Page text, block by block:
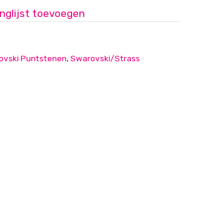
toevoegen
Puntstenen,Swarovski/Strass